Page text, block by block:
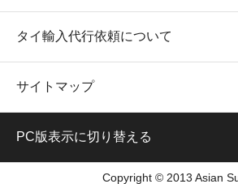
タイ輸入代行依頼について
サイトマップ
PC版表示に切り替える
Copyright © 2013 Asian